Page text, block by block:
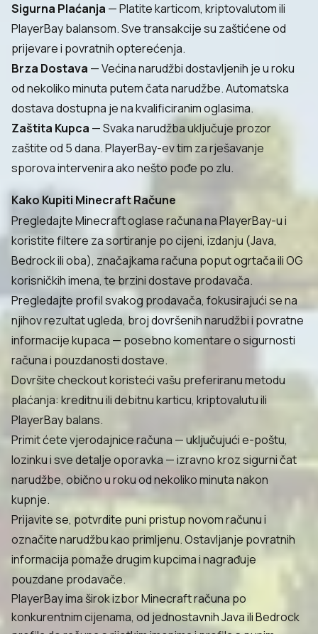
Sigurna Plaćanja — Platite karticom, kriptovalutom ili
PlayerBay balansom. Sve transakcije su zaštićene od
prijevare i povratnih opterećenja.
Brza Dostava — Većina narudžbi dostavljenih je u roku
od nekoliko minuta putem čata narudžbe. Automatska
dostava dostupna je na kvalificiranim oglasima.
Zaštita Kupca — Svaka narudžba uključuje prozor
zaštite od 5 dana. PlayerBay-ev tim za rješavanje
sporova intervenira ako nešto pođe po zlu.
Kako Kupiti Minecraft Račune
Pregledajte Minecraft oglase računa na PlayerBay-u i
koristite filtere za sortiranje po cijeni, izdanju (Java,
Bedrock ili oba), značajkama računa poput ogrtača ili OG
korisničkih imena, te brzini dostave prodavača.
Pregledajte profil svakog prodavača, fokusirajući se na
njihov rezultat ugleda, broj dovršenih narudžbi i povratne
informacije kupaca — posebno komentare o sigurnosti
računa i pouzdanosti dostave.
Dovršite checkout koristeći vašu preferiranu metodu
plaćanja: kreditnu ili debitnu karticu, kriptovalutu ili
PlayerBay balans.
Primit ćete vjerodajnice računa — uključujući e-poštu,
lozinku i sve detalje oporavka — izravno kroz sigurni čat
narudžbe, obično u roku od nekoliko minuta nakon
kupnje.
Prijavite se, potvrdite puni pristup novom računu i
označite narudžbu kao primljenu. Ostavljanje povratnih
informacija pomaže drugim kupcima i nagrađuje
pouzdane prodavače.
PlayerBay ima širok izbor Minecraft računa po
konkurentnim cijenama, od jednostavnih Java ili Bedrock